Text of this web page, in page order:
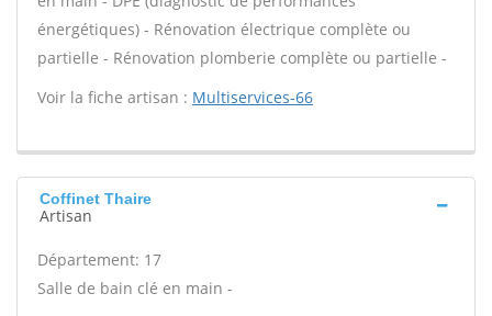
énergétiques) - Rénovation électrique complète ou
partielle - Rénovation plomberie complète ou partielle -
Voir la fiche artisan : Multiservices-66
Coffinet Thaire
Artisan
Département: 17
Salle de bain clé en main -